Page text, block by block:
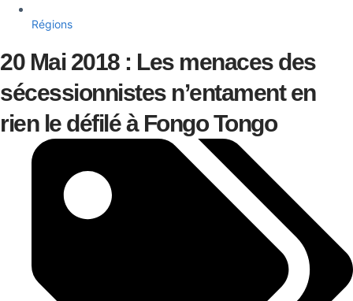
Régions
20 Mai 2018 : Les menaces des
sécessionnistes n’entament en
rien le défilé à Fongo Tongo